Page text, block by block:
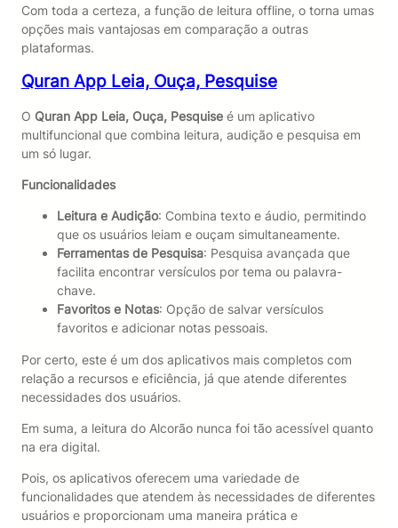
Com toda a certeza, a função de leitura offline, o torna umas
opções mais vantajosas em comparação a outras
plataformas.
Quran App Leia, Ouça, Pesquise
O Quran App Leia, Ouça, Pesquiseé um aplicativo
multifuncional que combina leitura, audição e pesquisa em
um só lugar.
Funcionalidades
Leitura e Audição: Combina texto e áudio, permitindo
que os usuários leiam e ouçam simultaneamente.
Ferramentas de Pesquisa: Pesquisa avançada que
facilita encontrar versículos por tema ou palavra-
chave.
Favoritos e Notas: Opção de salvar versículos
favoritos e adicionar notas pessoais.
Por certo, este é um dos aplicativos mais completos com
relação a recursos e eficiência, já que atende diferentes
necessidades dos usuários.
Em suma, a leitura do Alcorão nunca foi tão acessível quanto
na era digital.
Pois, os aplicativos oferecem uma variedade de
funcionalidades que atendem às necessidades de diferentes
usuários e proporcionam uma maneira prática e